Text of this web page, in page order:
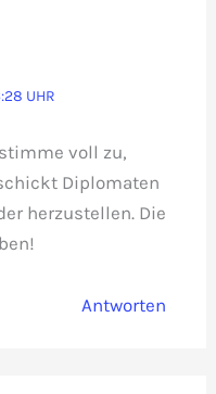
UHR
voll zu,
Diplomaten
herzustellen. Die
Antworten